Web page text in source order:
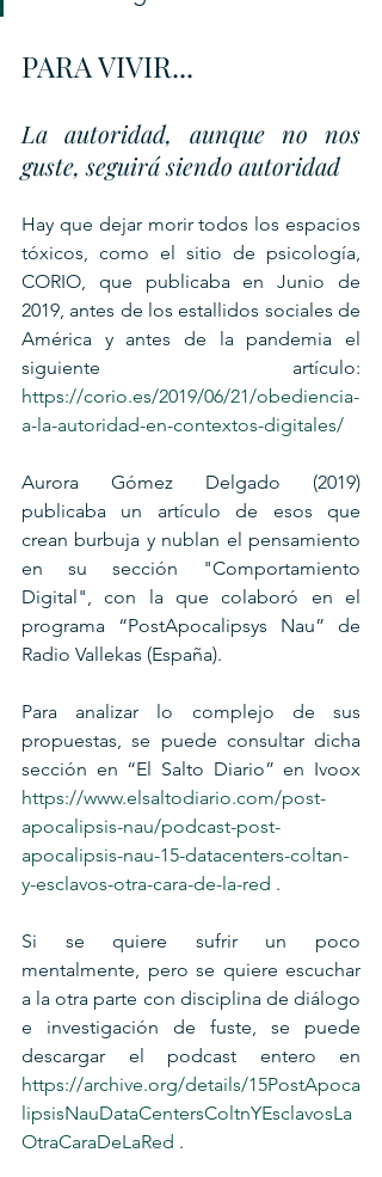
PARA VIVIR...
La autoridad, aunque no nos
guste, seguirá siendo autoridad
Hay que dejar morir todos los espacios
tóxicos, como el sitio de psicología,
CORIO, que publicaba en Junio de
2019, antes de los estallidos sociales de
América y antes de la pandemia el
https://corio.es/2019/06/21/obediencia-
a-la-autoridad-en-contextos-digitales/
Aurora Gómez Delgado (2019)
publicaba un artículo de esos que
crean burbuja y nublan el pensamiento
en su sección "Comportamiento
Digital", con la que colaboró en el
programa “PostApocalipsys Nau” de
Radio Vallekas (España).
Para analizar lo complejo de sus
propuestas, se puede consultar dicha
https://www.elsaltodiario.com/post-
apocalipsis-nau/podcast-post-
apocalipsis-nau-15-datacenters-coltan-
y-esclavos-otra-cara-de-la-red .
Si se quiere sufrir un poco
mentalmente, pero se quiere escuchar
a la otra parte con disciplina de diálogo
e investigación de fuste, se puede
https://archive.org/details/15PostApoca
lipsisNauDataCentersColtnYEsclavosLa
OtraCaraDeLaRed .